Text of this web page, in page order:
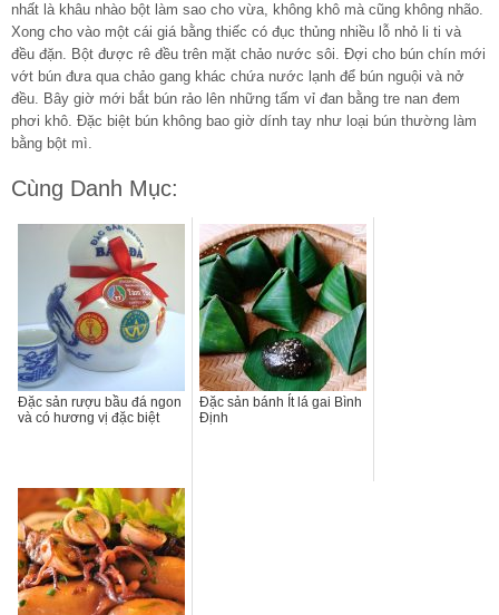
nhất là khâu nhào bột làm sao cho vừa, không khô mà cũng không nhão.
Xong cho vào một cái giá bằng thiếc có đục thủng nhiều lỗ nhỏ li ti và
đều đặn. Bột được rê đều trên mặt chảo nước sôi. Đợi cho bún chín mới
vớt bún đưa qua chảo gang khác chứa nước lạnh để bún nguội và nở
đều. Bây giờ mới bắt bún rảo lên những tấm vỉ đan bằng tre nan đem
phơi khô. Đặc biệt bún không bao giờ dính tay như loại bún thường làm
bằng bột mì.
Cùng Danh Mục:
Đặc sản rượu bầu đá ngon
và có hương vị đặc biệt
Đặc sản bánh Ít lá gai Bình
Định